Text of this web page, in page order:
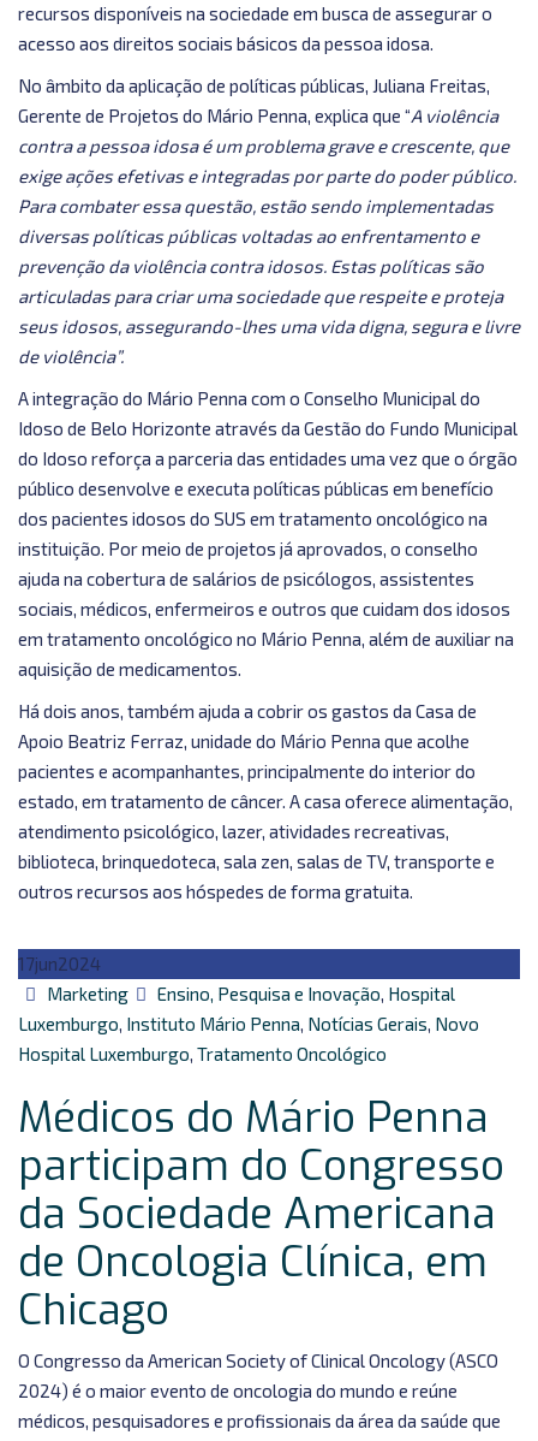
recursos disponíveis na sociedade em busca de assegurar o
acesso aos direitos sociais básicos da pessoa idosa.
No âmbito da aplicação de políticas públicas, Juliana Freitas,
Gerente de Projetos do Mário Penna, explica que “A violência
contra a pessoa idosa é um problema grave e crescente, que
exige ações efetivas e integradas por parte do poder público.
Para combater essa questão, estão sendo implementadas
diversas políticas públicas voltadas ao enfrentamento e
prevenção da violência contra idosos. Estas políticas são
articuladas para criar uma sociedade que respeite e proteja
seus idosos, assegurando-lhes uma vida digna, segura e livre
de violência”.
A integração do Mário Penna com o Conselho Municipal do
Idoso de Belo Horizonte através da Gestão do Fundo Municipal
do Idoso reforça a parceria das entidades uma vez que o órgão
público desenvolve e executa políticas públicas em benefício
dos pacientes idosos do SUS em tratamento oncológico na
instituição. Por meio de projetos já aprovados, o conselho
ajuda na cobertura de salários de psicólogos, assistentes
sociais, médicos, enfermeiros e outros que cuidam dos idosos
em tratamento oncológico no Mário Penna, além de auxiliar na
aquisição de medicamentos.
Há dois anos, também ajuda a cobrir os gastos da Casa de
Apoio Beatriz Ferraz, unidade do Mário Penna que acolhe
pacientes e acompanhantes, principalmente do interior do
estado, em tratamento de câncer. A casa oferece alimentação,
atendimento psicológico, lazer, atividades recreativas,
biblioteca, brinquedoteca, sala zen, salas de TV, transporte e
outros recursos aos hóspedes de forma gratuita.
17jun2024
Autor
Marketing Categorias
Ensino, Pesquisa e Inovação, Hospital
Luxemburgo, Instituto Mário Penna, Notícias Gerais, Novo
Hospital Luxemburgo, Tratamento Oncológico
Médicos do Mário Penna
participam do Congresso
da Sociedade Americana
de Oncologia Clínica, em
Chicago
O Congresso da American Society of Clinical Oncology (ASCO
2024) é o maior evento de oncologia do mundo e reúne
médicos, pesquisadores e profissionais da área da saúde que